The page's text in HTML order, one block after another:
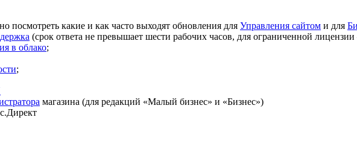
посмотреть какие и как часто выходят обновления для Управления сайтом и для
(срок ответа не превышает шести рабочих часов, для ограниченной
в облако;
;
магазина (для редакций «Малый бизнес» и «Бизнес»)